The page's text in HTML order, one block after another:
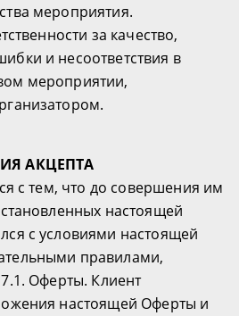
мероприятия.
за качество,
и несоответствия в
мероприятии,
АКЦЕПТА
с тем, что до совершения им
настоящей
с условиями настоящей
правилами,
Оферты. Клиент
настоящей Оферты и